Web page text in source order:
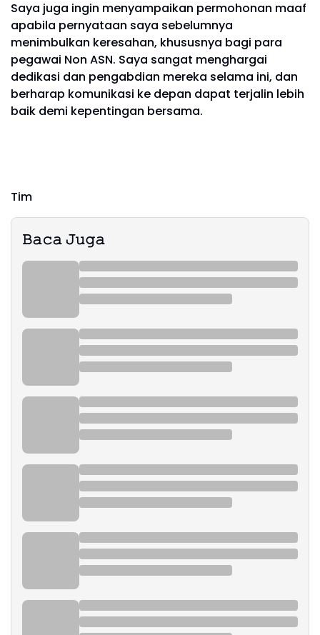
Saya juga ingin menyampaikan permohonan maaf
apabila pernyataan saya sebelumnya
menimbulkan keresahan, khususnya bagi para
pegawai Non ASN. Saya sangat menghargai
dedikasi dan pengabdian mereka selama ini, dan
berharap komunikasi ke depan dapat terjalin lebih
baik demi kepentingan bersama.
Tim
𝙱𝚊𝚌𝚊 𝙹𝚞𝚐𝚊